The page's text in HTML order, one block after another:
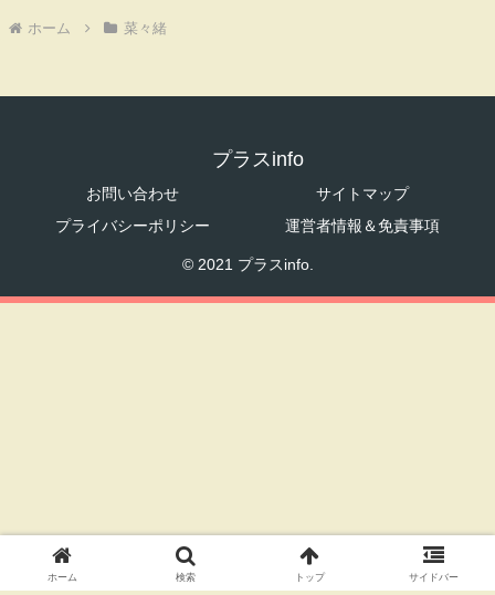
ホーム 菜々緒
プラスinfo
お問い合わせ
サイトマップ
プライバシーポリシー
運営者情報＆免責事項
© 2021 プラスinfo.
ホーム 検索 トップ サイドバー